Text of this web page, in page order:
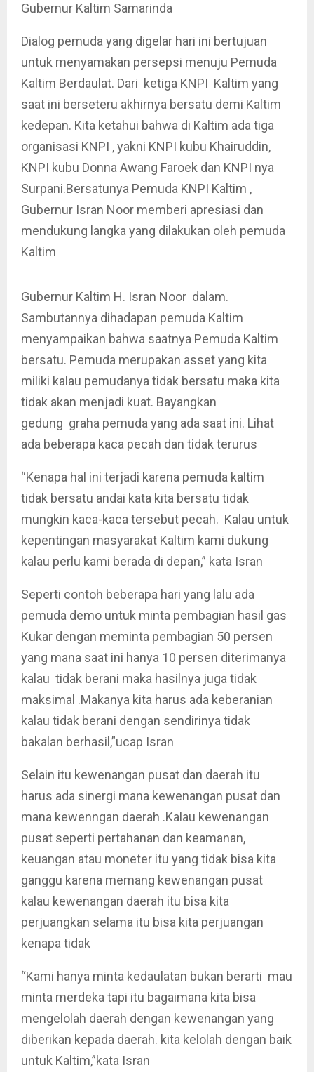
Gubernur Kaltim Samarinda
Dialog pemuda yang digelar hari ini bertujuan
untuk menyamakan persepsi menuju Pemuda
Kaltim Berdaulat. Dari ketiga KNPI Kaltim yang
saat ini berseteru akhirnya bersatu demi Kaltim
kedepan. Kita ketahui bahwa di Kaltim ada tiga
organisasi KNPI , yakni KNPI kubu Khairuddin,
KNPI kubu Donna Awang Faroek dan KNPI nya
Surpani.Bersatunya Pemuda KNPI Kaltim ,
Gubernur Isran Noor memberi apresiasi dan
mendukung langka yang dilakukan oleh pemuda
Kaltim
Gubernur Kaltim H. Isran Noor dalam.
Sambutannya dihadapan pemuda Kaltim
menyampaikan bahwa saatnya Pemuda Kaltim
bersatu. Pemuda merupakan asset yang kita
miliki kalau pemudanya tidak bersatu maka kita
tidak akan menjadi kuat. Bayangkan
gedung graha pemuda yang ada saat ini. Lihat
ada beberapa kaca pecah dan tidak terurus
“Kenapa hal ini terjadi karena pemuda kaltim
tidak bersatu andai kata kita bersatu tidak
mungkin kaca-kaca tersebut pecah. Kalau untuk
kepentingan masyarakat Kaltim kami dukung
kalau perlu kami berada di depan,” kata Isran
Seperti contoh beberapa hari yang lalu ada
pemuda demo untuk minta pembagian hasil gas
Kukar dengan meminta pembagian 50 persen
yang mana saat ini hanya 10 persen diterimanya
kalau tidak berani maka hasilnya juga tidak
maksimal .Makanya kita harus ada keberanian
kalau tidak berani dengan sendirinya tidak
bakalan berhasil,”ucap Isran
Selain itu kewenangan pusat dan daerah itu
harus ada sinergi mana kewenangan pusat dan
mana kewenngan daerah .Kalau kewenangan
pusat seperti pertahanan dan keamanan,
keuangan atau moneter itu yang tidak bisa kita
ganggu karena memang kewenangan pusat
kalau kewenangan daerah itu bisa kita
perjuangkan selama itu bisa kita perjuangan
kenapa tidak
“Kami hanya minta kedaulatan bukan berarti mau
minta merdeka tapi itu bagaimana kita bisa
mengelolah daerah dengan kewenangan yang
diberikan kepada daerah. kita kelolah dengan baik
untuk Kaltim,”kata Isran